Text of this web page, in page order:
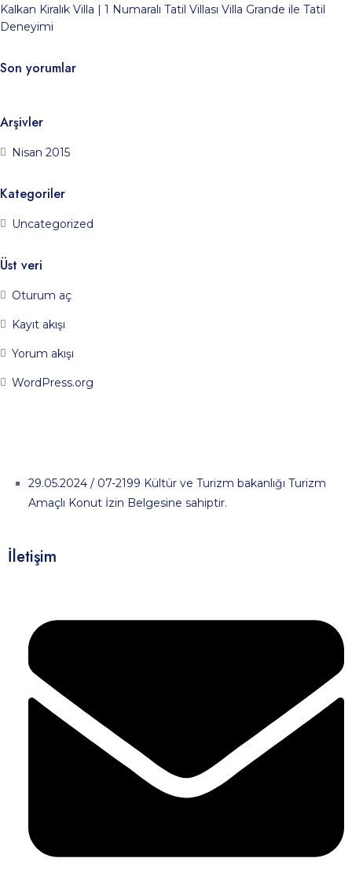
Kalkan Kiralık Villa | 1 Numaralı Tatil Villası Villa Grande ile Tatil
Deneyimi
Son yorumlar
Arşivler
Nisan 2015
Kategoriler
Uncategorized
Üst veri
Oturum aç
Kayıt akışı
Yorum akışı
WordPress.org
29.05.2024 / 07-2199 Kültür ve Turizm bakanlığı Turizm
Amaçlı Konut İzin Belgesine sahiptir.
İletişim